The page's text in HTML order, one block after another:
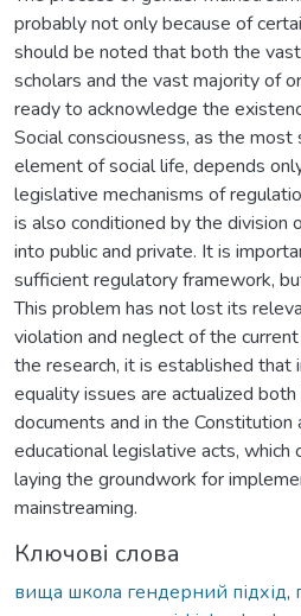
probably not only because of
should be noted that both the
scholars and the vast majority of
ready to acknowledge the
Social consciousness, as the most
element of social life, depends
legislative mechanisms of
is also conditioned by the division
into public and private. It is
sufficient regulatory framework,
This problem has not lost its
violation and neglect of the
the research, it is established that
equality issues are actualized
documents and in the Constitution
educational legislative acts, which
laying the groundwork for
mainstreaming.
Ключові слова
вища школа гендерний підхід,